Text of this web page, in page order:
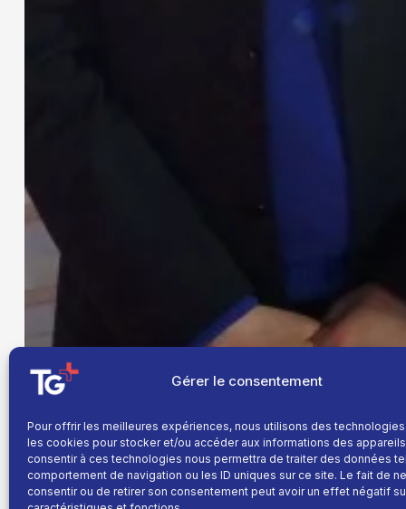
Gérer le consentement
Pour offrir les meilleures expériences, nous utilisons des
les cookies pour stocker et/ou accéder aux informations des
consentir à ces technologies nous permettra de traiter des données
comportement de navigation ou les ID uniques sur ce site. Le fait de
consentir ou de retirer son consentement peut avoir un effet négatif